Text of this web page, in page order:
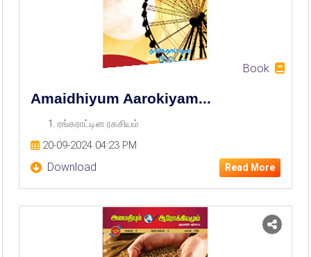
Book
Amaidhiyum Aarokiyam...
1. ரங்கராட்டின ரகசியம்
20-09-2024 04:23 PM
Download Read More